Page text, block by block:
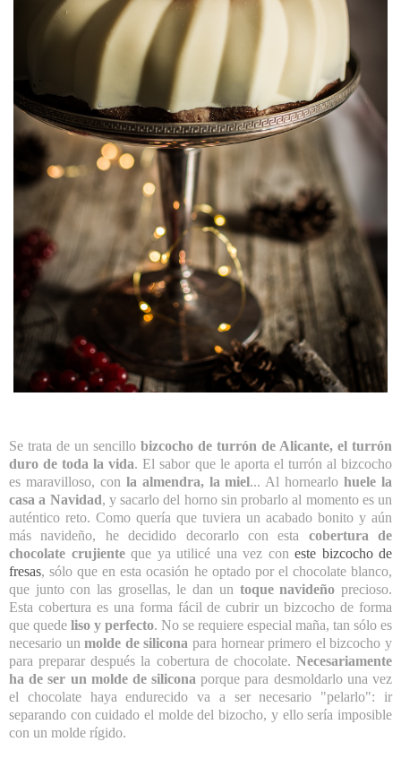
Se trata de un sencillo bizcocho de turrón de Alicante, el turrón
duro de toda la vida. El sabor que le aporta el turrón al bizcocho
es maravilloso, con la almendra, la miel... Al hornearlohuele la
casa a Navidad, y sacarlo del horno sin probarlo al momento es un
auténtico reto. Como quería que tuviera un acabado bonito y aún
más navideño, he decidido decorarlo con esta cobertura de
chocolate crujienteque ya utilicé una vez con este bizcocho de
fresas, sólo que en esta ocasión he optado por el chocolate blanco,
que junto con las grosellas, le dan un toque navideño precioso.
Esta cobertura es una forma fácil de cubrir un bizcocho de forma
que quede liso y perfecto. No se requiere especial maña, tan sólo es
necesario unmolde de silicona para hornear primero el bizcocho y
para preparar después la cobertura de chocolate. Necesariamente
ha de ser un molde de silicona porque para desmoldarlo una vez
el chocolate haya endurecido va a ser necesario "pelarlo": ir
separando con cuidado el molde del bizocho, y ello sería imposible
con un molde rígido.